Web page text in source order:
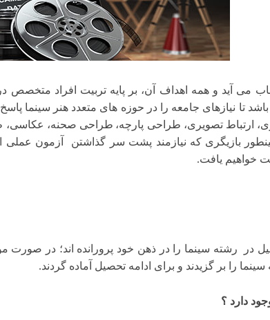
آید و همه اهداف آن، بر پایه تربیت افراد متخصص
تا نیازهای جامعه را در حوزه های متعدد هنر سینما
ارتباط تصویری، طراحی پارچه، طراحی صحنه، عکاسی،
بازیگری که نیازمند پشت سر گذاشتن آزمون عملی
خواهیم یافت.
در رشته سینما را در ذهن خود پرورانده اند؛ در
را بر گزیدند و برای ادامه تحصیل آماده گردند.
دارد ؟